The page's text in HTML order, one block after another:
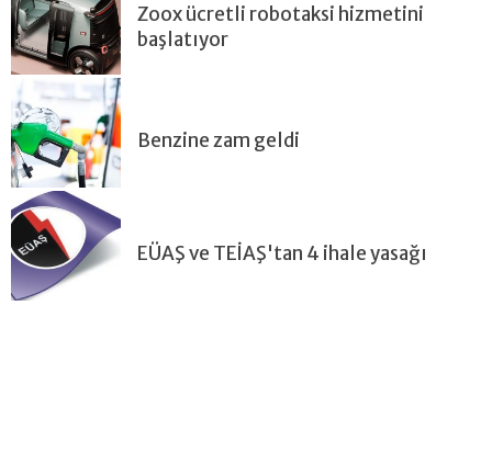
Zoox ücretli robotaksi hizmetini
başlatıyor
Benzine zam geldi
EÜAŞ ve TEİAŞ'tan 4 ihale yasağı